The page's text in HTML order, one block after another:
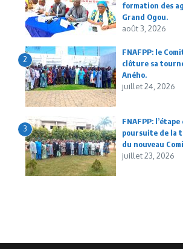
formation des
Grand Ogou.
août 3, 2026
2
FNAFPP: le
clôture sa
Aného.
juillet 24, 2026
3
FNAFPP:
poursuite de la
du nouveau
juillet 23, 2026